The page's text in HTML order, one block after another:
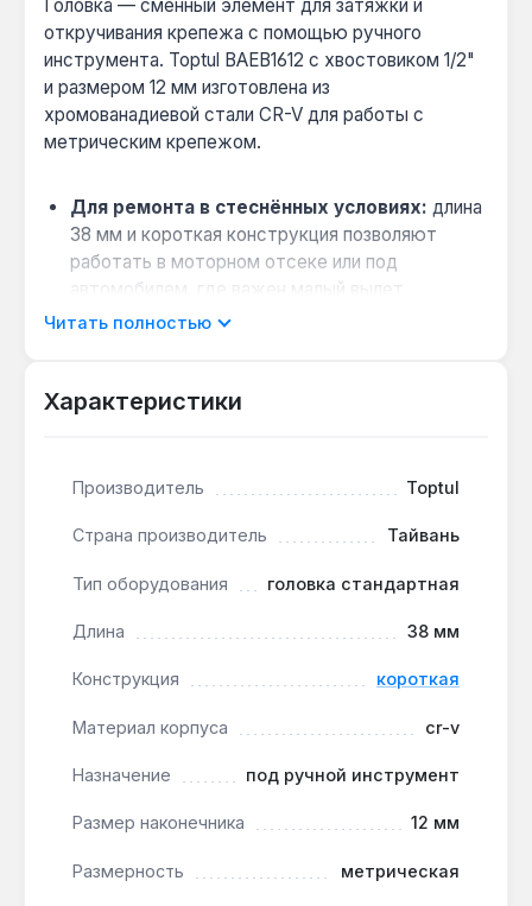
Головка — сменный элемент для затяжки и
откручивания крепежа с помощью ручного
инструмента. Toptul BAEB1612 с хвостовиком 1/2"
и размером 12 мм изготовлена из
хромованадиевой стали CR-V для работы с
метрическим крепежом.
Для ремонта в стеснённых условиях: длина
38 мм и короткая конструкция позволяют
работать в моторном отсеке или под
автомобилем, где важен малый вылет
инструмента.
воротков, трещоток и гаечных ключей, что
использовании:сталь CR-V обеспечивает
крепежа с усилием до 100 Н·м в условиях
крепежу:
12-гранная конструкция снижает
резьбы M8.
Производство — Тайвань:
на этапе ковки и термообработки
обеспечивает стабильность твёрдости по HRC
Головка подходит для обслуживания
Читать полностью
Характеристики
Производитель Toptul
Страна производитель Тайвань
Тип оборудования головка стандартная
Длина 38 мм
Конструкция короткая
Материал корпуса cr-v
Назначение под ручной инструмент
Размер наконечника 12 мм
Размерность метрическая